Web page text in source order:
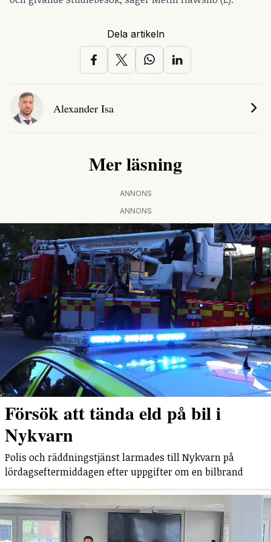
Dela artikeln
Alexander Isa
Mer läsning
ANNONS
ANNONS
Försök att tända eld på bil i
Nykvarn
Polis och räddningstjänst larmades till Nykvarn på
lördagseftermiddagen efter uppgifter om en bilbrand